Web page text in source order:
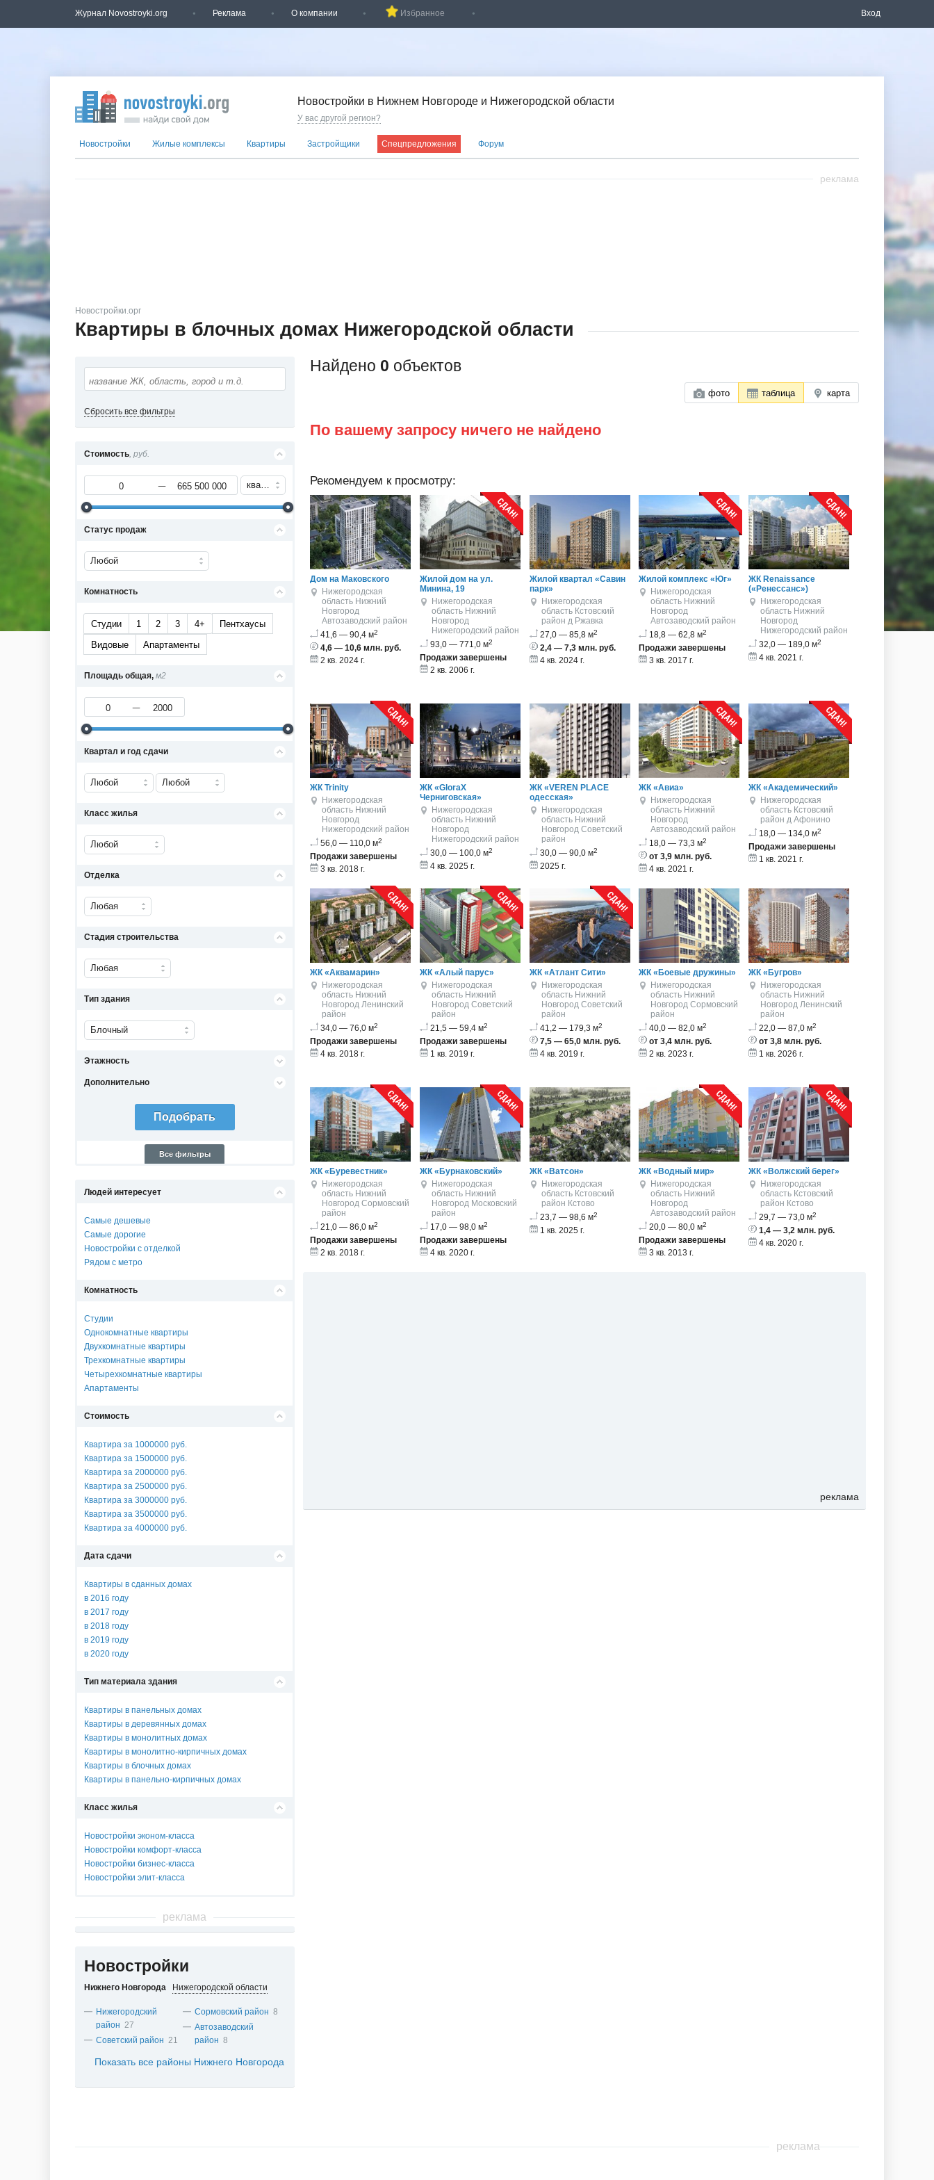
Журнал Novostroyki.org Реклама О компании Избранное Вход
Новостройки в Нижнем Новгороде и Нижегородской области
У вас другой регион?
Новостройки Жилые комплексы Квартиры Застройщики Спецпредложения Форум
реклама
Новостройки.орг
Квартиры в блочных домах Нижегородской области
Сбросить все фильтры
Стоимость, руб.
квартиру
Статус продаж
Любой
Комнатность
Студии 1 2 3 4+
Пентхаусы
Видовые
Апартаменты
Площадь общая,м2
Квартал и год сдачи
Любой Любой
Класс жилья
Любой
Отделка
Любая
Стадия строительства
Любая
Тип здания
Блочный
Этажность
Дополнительно
Все фильтры
Людей интересует
Самые дешевые
Самые дорогие
Новостройки с отделкой
Рядом с метро
Комнатность
Студии
Однокомнатные квартиры
Двухкомнатные квартиры
Трехкомнатные квартиры
Четырехкомнатные квартиры
Апартаменты
Стоимость
Квартира за 1000000 руб.
Квартира за 1500000 руб.
Квартира за 2000000 руб.
Квартира за 2500000 руб.
Квартира за 3000000 руб.
Квартира за 3500000 руб.
Квартира за 4000000 руб.
Дата сдачи
Квартиры в сданных домах
в 2016 году
в 2017 году
в 2018 году
в 2019 году
в 2020 году
Тип материала здания
Квартиры в панельных домах
Квартиры в деревянных домах
Квартиры в монолитных домах
Квартиры в монолитно-кирпичных домах
Квартиры в блочных домах
Квартиры в панельно-кирпичных домах
Класс жилья
Новостройки эконом-класса
Новостройки комфорт-класса
Новостройки бизнес-класса
Новостройки элит-класса
реклама
Новостройки
Нижнего Новгорода Нижегородской области
Нижегородский
район 27
Советский район 21
Сормовский район 8
Автозаводский
район 8
Показать все районы Нижнего Новгорода
Найдено 0 объектов
фото таблица карта
По вашему запросу ничего не найдено
Рекомендуем к просмотру:
Дом на Маковского
Нижегородская
область Нижний
Новгород
Автозаводский район
41,6 — 90,4 м2
4,6 — 10,6 млн. руб.
2 кв. 2024 г.
Жилой дом на ул.
Минина, 19
Нижегородская
область Нижний
Новгород
Нижегородский район
93,0 — 771,0 м2
Продажи завершены
2 кв. 2006 г.
Жилой квартал «Савин
парк»
Нижегородская
область Кстовский
район д Ржавка
27,0 — 85,8 м2
2,4 — 7,3 млн. руб.
4 кв. 2024 г.
Жилой комплекс «Юг»
Нижегородская
область Нижний
Новгород
Автозаводский район
18,8 — 62,8 м2
Продажи завершены
3 кв. 2017 г.
ЖК Renaissance
(«Ренессанс»)
Нижегородская
область Нижний
Новгород
Нижегородский район
32,0 — 189,0 м2
4 кв. 2021 г.
ЖК Trinity
Нижегородская
область Нижний
Новгород
Нижегородский район
56,0 — 110,0 м2
Продажи завершены
3 кв. 2018 г.
ЖК «GloraX
Черниговская»
Нижегородская
область Нижний
Новгород
Нижегородский район
30,0 — 100,0 м2
4 кв. 2025 г.
ЖК «VEREN PLACE
одесская»
Нижегородская
область Нижний
Новгород Советский
район
30,0 — 90,0 м2
2025 г.
ЖК «Авиа»
Нижегородская
область Нижний
Новгород
Автозаводский район
18,0 — 73,3 м2
от 3,9 млн. руб.
4 кв. 2021 г.
ЖК «Академический»
Нижегородская
область Кстовский
район д Афонино
18,0 — 134,0 м2
Продажи завершены
1 кв. 2021 г.
ЖК «Аквамарин»
Нижегородская
область Нижний
Новгород Ленинский
район
34,0 — 76,0 м2
Продажи завершены
4 кв. 2018 г.
ЖК «Алый парус»
Нижегородская
область Нижний
Новгород Советский
район
21,5 — 59,4 м2
Продажи завершены
1 кв. 2019 г.
ЖК «Атлант Сити»
Нижегородская
область Нижний
Новгород Советский
район
41,2 — 179,3 м2
7,5 — 65,0 млн. руб.
4 кв. 2019 г.
ЖК «Боевые дружины»
Нижегородская
область Нижний
Новгород Сормовский
район
40,0 — 82,0 м2
от 3,4 млн. руб.
2 кв. 2023 г.
ЖК «Бугров»
Нижегородская
область Нижний
Новгород Ленинский
район
22,0 — 87,0 м2
от 3,8 млн. руб.
1 кв. 2026 г.
ЖК «Буревестник»
Нижегородская
область Нижний
Новгород Сормовский
район
21,0 — 86,0 м2
Продажи завершены
2 кв. 2018 г.
ЖК «Бурнаковский»
Нижегородская
область Нижний
Новгород Московский
район
17,0 — 98,0 м2
Продажи завершены
4 кв. 2020 г.
ЖК «Ватсон»
Нижегородская
область Кстовский
район Кстово
23,7 — 98,6 м2
1 кв. 2025 г.
ЖК «Водный мир»
Нижегородская
область Нижний
Новгород
Автозаводский район
20,0 — 80,0 м2
Продажи завершены
3 кв. 2013 г.
ЖК «Волжский берег»
Нижегородская
область Кстовский
район Кстово
29,7 — 73,0 м2
1,4 — 3,2 млн. руб.
4 кв. 2020 г.
реклама
реклама